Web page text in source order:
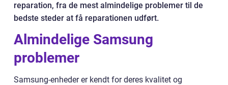
reparation, fra de mest almindelige problemer til de
bedste steder at få reparationen udført.
Almindelige Samsung
problemer
Samsung-enheder er kendt for deres kvalitet og